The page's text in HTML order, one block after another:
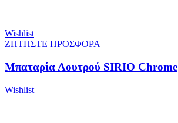
Wishlist
ΖΗΤΗΣΤΕ ΠΡΟΣΦΟΡΑ
Μπαταρία Λουτρού SIRIO Chrome
Wishlist